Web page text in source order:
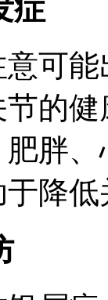
症
可
的
胖
降